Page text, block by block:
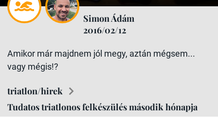
Simon Ádám
2016/02/12
Amikor már majdnem jól megy, aztán mégsem...
vagy mégis!?
triatlon/hirek
Tudatos triatlonos felkészülés második hónapja